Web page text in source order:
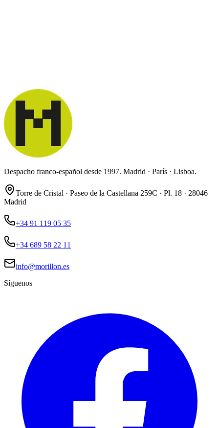
Despacho franco-español desde 1997. Madrid · París · Lisboa.
Torre de Cristal · Paseo de la Castellana 259C · Pl. 18 · 28046
Madrid
+34 91 119 05 35
+34 689 58 22 11
info@morillon.es
Síguenos